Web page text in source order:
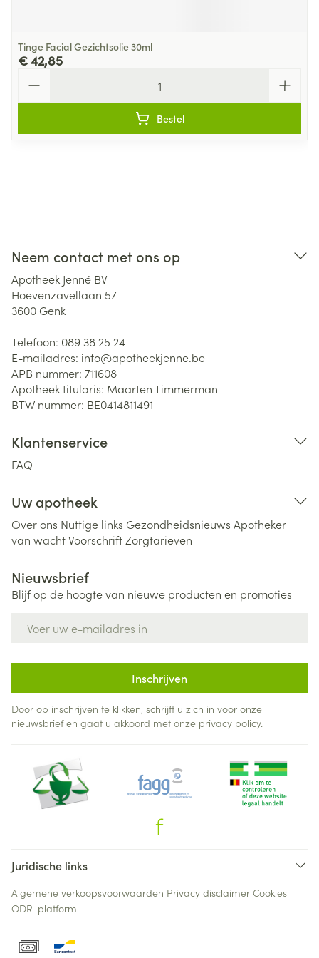
Tinge Facial Gezichtsolie 30ml
€ 42,85
Bestel
Neem contact met ons op
Apotheek Jenné BV
Hoevenzavellaan 57
3600 Genk
Telefoon: 089 38 25 24
E-mailadres: info@apotheekjenne.be
APB nummer: 711608
Apotheek titularis: Maarten Timmerman
BTW nummer: BE0414811491
Klantenservice
FAQ
Uw apotheek
Over ons Nuttige links Gezondheidsnieuws Apotheker
van wachtVoorschriftZorgtarieven
Nieuwsbrief
Blijf op de hoogte van nieuwe producten en promoties
Inschrijven
Door op inschrijven te klikken, schrijft u zich in voor onze
nieuwsbrief en gaat u akkoord met onze privacy policy.
Juridische links
Algemene verkoopsvoorwaarden Privacy disclaimer Cookies
ODR-platform